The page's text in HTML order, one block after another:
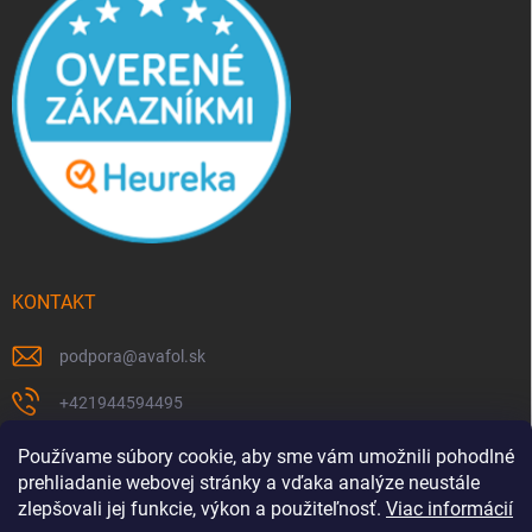
Používame súbory cookie, aby sme vám umožnili pohodlné
prehliadanie webovej stránky a vďaka analýze neustále
zlepšovali jej funkcie, výkon a použiteľnosť. Viac informácií
KONTAKT
podpora@avafol.sk
+421944594495
https://www.facebook.com/p/avafolsk-100091961793102/
avafol.sk/